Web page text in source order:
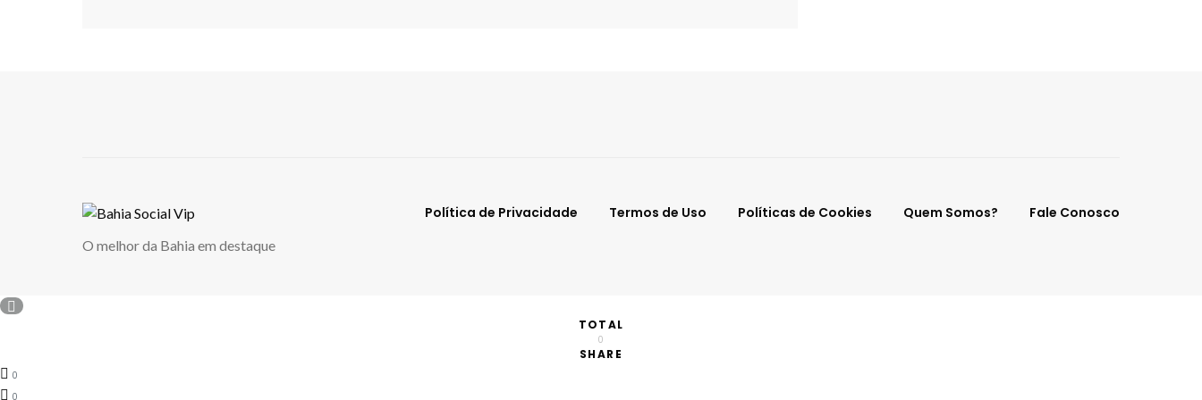
Política de Privacidade Termos de Uso Políticas de Cookies Quem Somos? Fale Conosco
O melhor da Bahia em destaque
TOTAL
0
SHARE
0
0